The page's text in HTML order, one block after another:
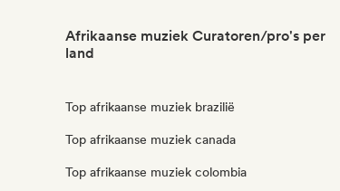
Afrikaanse muziek Curatoren/pro's per
land
Top afrikaanse muziek brazilië
Top afrikaanse muziek canada
Top afrikaanse muziek colombia